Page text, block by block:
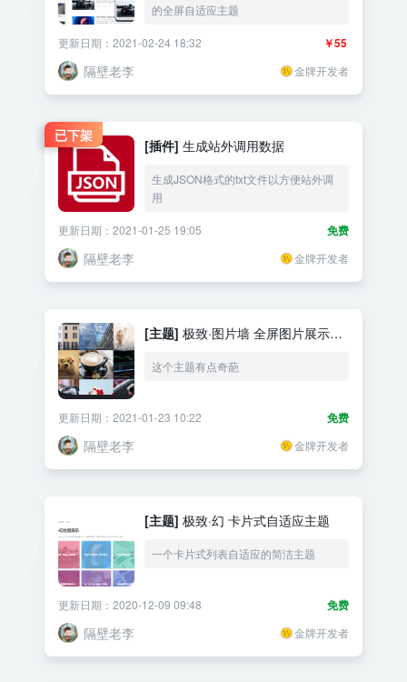
的全屏自适应主题
￥55
更新日期：2021-02-24 18:32
隔壁老李 金牌开发者
已下架
[插件] 生成站外调用数据
生成JSON格式的txt文件以方便站外调
用
免费
更新日期：2021-01-25 19:05
隔壁老李 金牌开发者
[主题] 极致·图片墙 全屏图片展示主
这个主题有点奇葩
免费
更新日期：2021-01-23 10:22
隔壁老李 金牌开发者
[主题] 极致·幻 卡片式自适应主题
一个卡片式列表自适应的简洁主题
免费
更新日期：2020-12-09 09:48
隔壁老李 金牌开发者